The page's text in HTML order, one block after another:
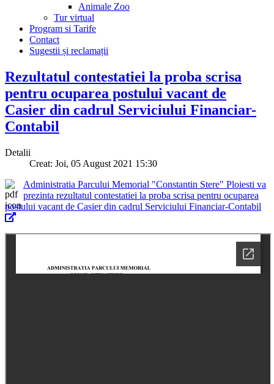
Animale Zoo
Tur virtual
Program si Tarife
Contact
Sugestii și reclamații
Rezultatul contestatiei la proba scrisa
pentru ocuparea postului vacant de
Casier din cadrul Serviciului Financiar-
Contabil
Detalii
Creat: Joi, 05 August 2021 15:30
Administratia Parcului Memorial "Constantin Stere" Ploiesti va
prezinta rezultatul contestatiei la proba scrisa pentru ocuparea
postului vacant de Casier din cadrul Serviciului Financiar-Contabil